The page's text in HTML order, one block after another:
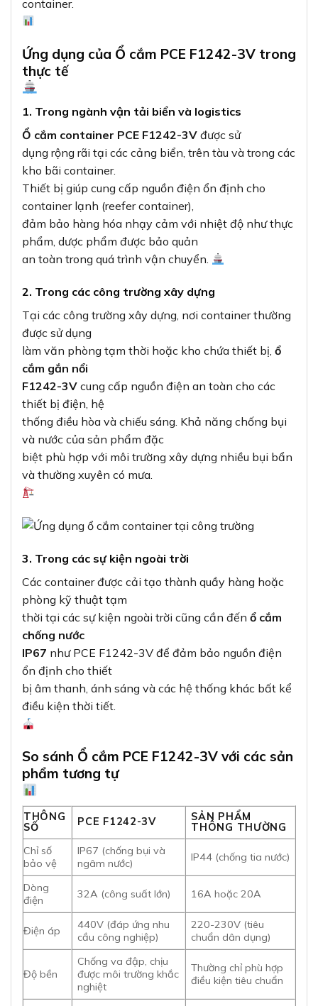
container.
Ứng dụng của Ổ cắm PCE F1242-3V trong
thực tế
1. Trong ngành vận tải biển và logistics
Ổ cắm container PCE F1242-3V được sử
dụng rộng rãi tại các cảng biển, trên tàu và trong các
kho bãi container.
Thiết bị giúp cung cấp nguồn điện ổn định cho
container lạnh (reefer container),
đảm bảo hàng hóa nhạy cảm với nhiệt độ như thực
phẩm, dược phẩm được bảo quản
an toàn trong quá trình vận chuyển.
2. Trong các công trường xây dựng
Tại các công trường xây dựng, nơi container thường
được sử dụng
làm văn phòng tạm thời hoặc kho chứa thiết bị, ổ
cắm gắn nổi
F1242-3V cung cấp nguồn điện an toàn cho các
thiết bị điện, hệ
thống điều hòa và chiếu sáng. Khả năng chống bụi
và nước của sản phẩm đặc
biệt phù hợp với môi trường xây dựng nhiều bụi bẩn
và thường xuyên có mưa.
3. Trong các sự kiện ngoài trời
Các container được cải tạo thành quầy hàng hoặc
phòng kỹ thuật tạm
thời tại các sự kiện ngoài trời cũng cần đến ổ cắm
chống nước
IP67 như PCE F1242-3V để đảm bảo nguồn điện
ổn định cho thiết
bị âm thanh, ánh sáng và các hệ thống khác bất kể
điều kiện thời tiết.
So sánh Ổ cắm PCE F1242-3V với các sản
phẩm tương tự
THÔNG
SỐ
PCE F1242-3V
SẢN PHẨM
THÔNG THƯỜNG
Chỉ số
bảo vệ
IP67 (chống bụi và
ngâm nước)
IP44 (chống tia nước)
Dòng
điện
32A (công suất lớn) 16A hoặc 20A
Điện áp
440V (đáp ứng nhu
cầu công nghiệp)
220-230V (tiêu
chuẩn dân dụng)
Độ bền
Chống va đập, chịu
được môi trường khắc
nghiệt
Thường chỉ phù hợp
điều kiện tiêu chuẩn